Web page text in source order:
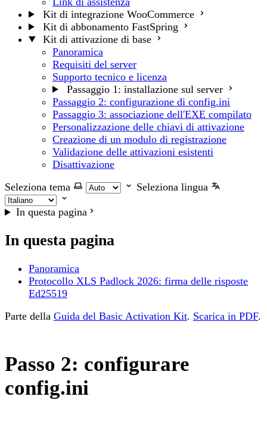
Kit di integrazione WooCommerce
Kit di abbonamento FastSpring
Kit di attivazione di base
Panoramica
Requisiti del server
Supporto tecnico e licenza
Passaggio 1: installazione sul server
Passaggio 2: configurazione di config.ini
Passaggio 3: associazione dell'EXE compilato
Personalizzazione delle chiavi di attivazione
Creazione di un modulo di registrazione
Validazione delle attivazioni esistenti
Disattivazione
Seleziona tema
Seleziona lingua
In questa pagina
In questa pagina
Panoramica
Protocollo XLS Padlock 2026: firma delle risposte
Ed25519
Parte della Guida del Basic Activation Kit. Scarica in PDF.
Passo 2: configurare
config.ini